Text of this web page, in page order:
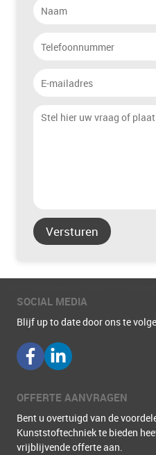
Versturen
SOCIAL MEDIA
Blijf up to date door ons te
OFFERTE AANVRAGEN
Bent u overtuigd van de
Kunststoftechniek te bieden
vrijblijvende offerte aan.